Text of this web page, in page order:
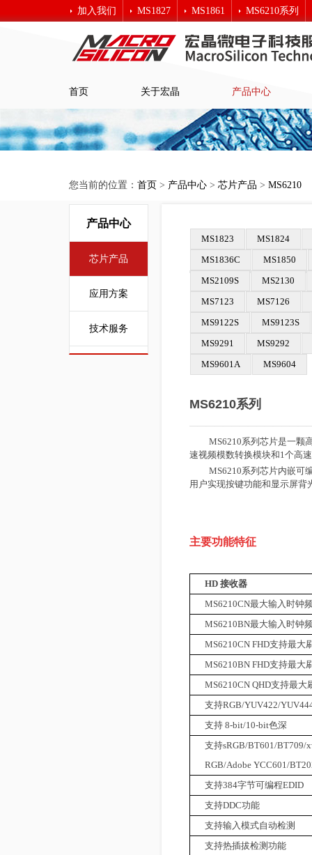
加入我们 MS1827 MS1861 MS6210系列
宏晶科技
首页 关于宏晶 产品中心
您当前的位置： 首页 > 产品中心 > 芯片产品 > MS6210
产品中心
芯片产品
应用方案
技术服务
MS1823
MS1824
MS1836C
MS1850
MS2109S
MS2130
MS7123
MS7126
MS9122S
MS9123S
MS9291
MS9292
MS9601A
MS9604
MS6210系列
MS6210系列芯片是一颗
速视频模数转换模块和1个高
MS6210系列芯片内嵌可
用户实现按键功能和显示屏背
主要功能特征
HD接收器
MS6210CN最大输入时钟
MS6210BN最大输入时钟
MS6210CN FHD支持最大
MS6210BN FHD支持最大
MS6210CN QHD支持最大
支持RGB/YUV422/
支持 8-bit/10-bit色深
支持sRGB/BT601/BT709/
RGB/Adobe YCC601/
支持384字节可编程EDID
支持DDC功能
支持输入模式自动检测
支持热插拔检测功能